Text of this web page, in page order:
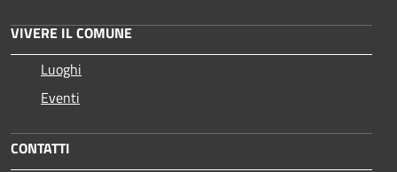
VIVERE IL COMUNE
Luoghi
Eventi
CONTATTI